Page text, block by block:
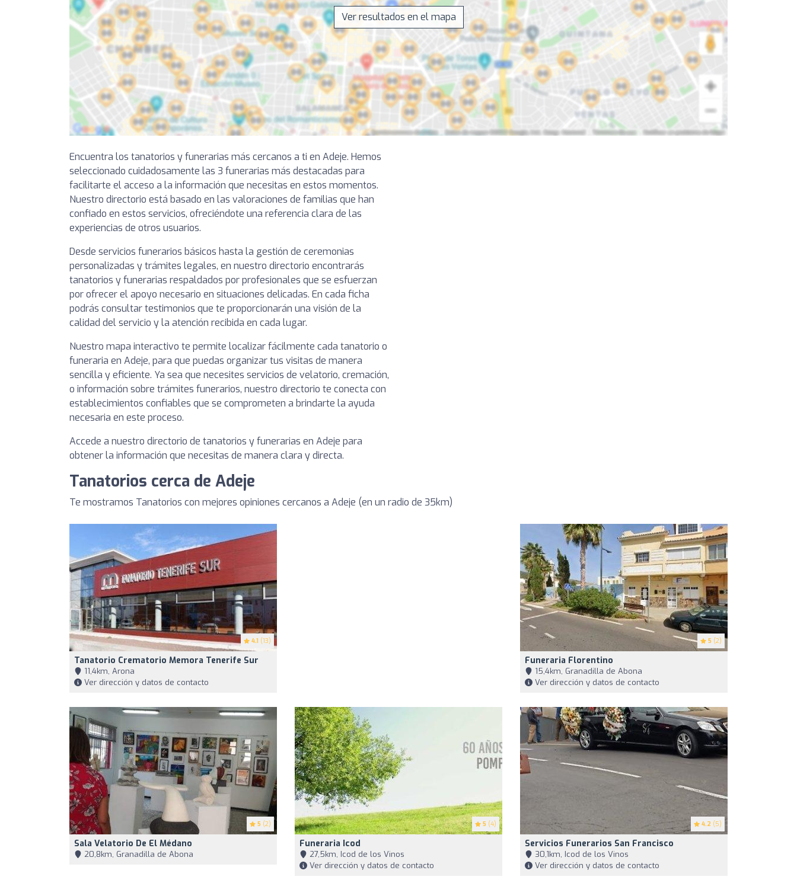
Ver resultados en el mapa
Encuentra los tanatorios y funerarias más cercanos a ti en Adeje. Hemos
seleccionado cuidadosamente las 3 funerarias más destacadas para
facilitarte el acceso a la información que necesitas en estos momentos.
Nuestro directorio está basado en las valoraciones de familias que han
confiado en estos servicios, ofreciéndote una referencia clara de las
experiencias de otros usuarios.
Desde servicios funerarios básicos hasta la gestión de ceremonias
personalizadas y trámites legales, en nuestro directorio encontrarás
tanatorios y funerarias respaldados por profesionales que se esfuerzan
por ofrecer el apoyo necesario en situaciones delicadas. En cada ficha
podrás consultar testimonios que te proporcionarán una visión de la
calidad del servicio y la atención recibida en cada lugar.
Nuestro mapa interactivo te permite localizar fácilmente cada tanatorio o
funeraria en Adeje, para que puedas organizar tus visitas de manera
sencilla y eficiente. Ya sea que necesites servicios de velatorio, cremación,
o información sobre trámites funerarios, nuestro directorio te conecta con
establecimientos confiables que se comprometen a brindarte la ayuda
necesaria en este proceso.
Accede a nuestro directorio de tanatorios y funerarias en Adeje para
obtener la información que necesitas de manera clara y directa.
Tanatorios cerca de Adeje
Te mostramos Tanatorios con mejores opiniones cercanos a Adeje (en un radio de 35km)
4.1 (13)
Tanatorio Crematorio Memora Tenerife Sur
11,4km, Arona
Ver dirección y datos de contacto
5 (2)
Funeraria Florentino
15,4km, Granadilla de Abona
Ver dirección y datos de contacto
5 (2)
Sala Velatorio De El Médano
20,8km, Granadilla de Abona
5 (4)
Funeraria Icod
27,5km, Icod de los Vinos
Ver dirección y datos de contacto
4.2 (5)
Servicios Funerarios San Francisco
30,1km, Icod de los Vinos
Ver dirección y datos de contacto